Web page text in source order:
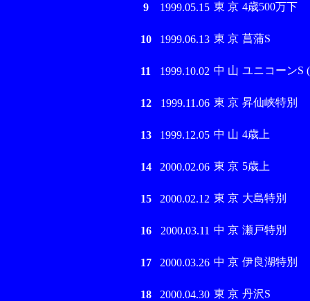
9 1999.05.15 東 京 4歳500万下
10 1999.06.13 東 京 菖蒲S
11 1999.10.02 中 山 ユニコーンS
12 1999.11.06 東 京 昇仙峡特別
13 1999.12.05 中 山 4歳上
14 2000.02.06 東 京 5歳上
15 2000.02.12 東 京 大島特別
16 2000.03.11 中 京 瀬戸特別
17 2000.03.26 中 京 伊良湖特別
18 2000.04.30 東 京 丹沢S